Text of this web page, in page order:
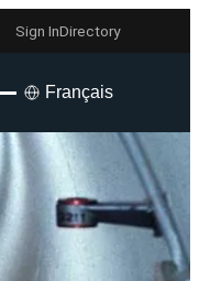
Sign InDirectory
Français